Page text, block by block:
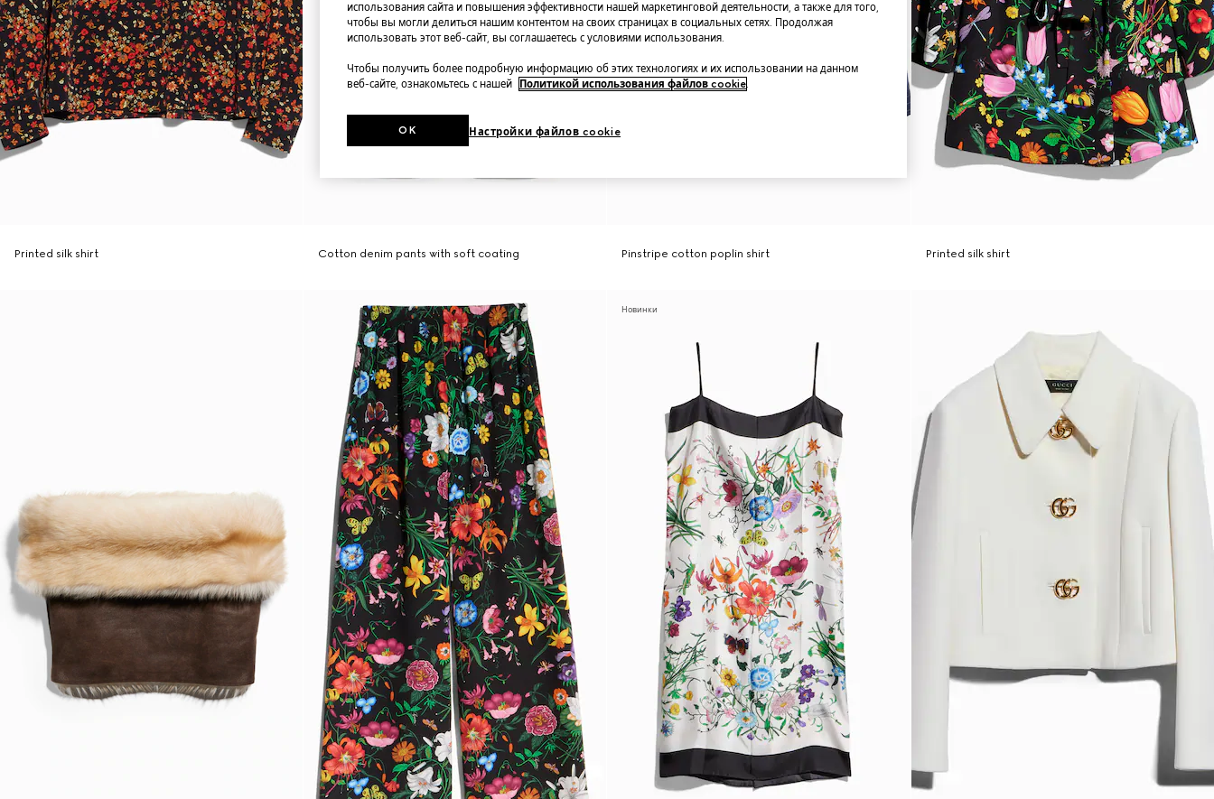
Printed silk shirt Cotton denim pants with soft coating Pinstripe cotton poplin shirt Printed silk shirt
Новинки
использования сайта и повышения эффективности нашей маркетинговой деятельности, а также для того,
чтобы вы могли делиться нашим контентом на своих страницах в социальных сетях. Продолжая
использовать этот веб-сайт, вы соглашаетесь с условиями использования.
Чтобы получить более подробную информацию об этих технологиях и их использовании на данном
веб-сайте, ознакомьтесь с нашей
Политикой использования файлов cookie.
Настройки файлов cookie
OK